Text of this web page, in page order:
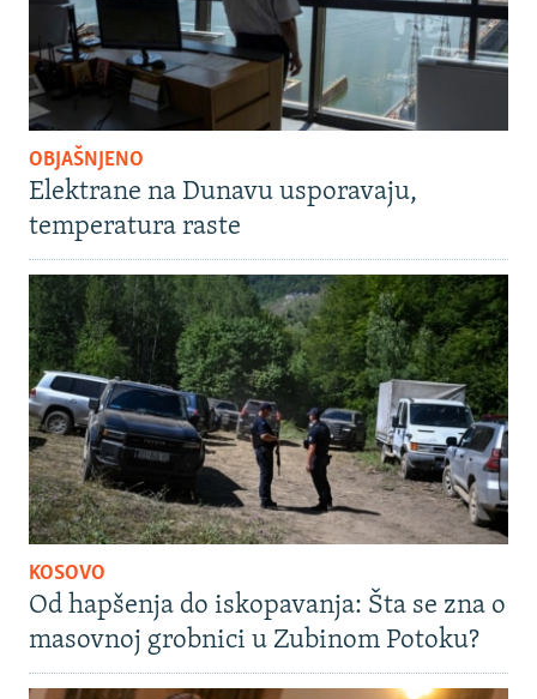
OBJAŠNJENO
Elektrane na Dunavu usporavaju,
temperatura raste
KOSOVO
Od hapšenja do iskopavanja: Šta se zna o
masovnoj grobnici u Zubinom Potoku?